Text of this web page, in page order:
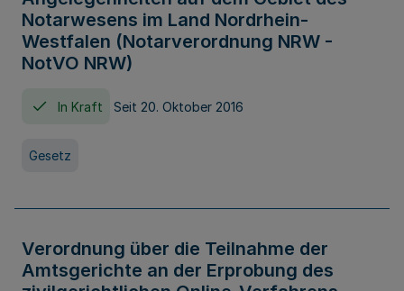
Notarwesens im Land Nordrhein-
Westfalen (Notarverordnung NRW -
NotVO NRW)
In Kraft Seit 20. Oktober 2016
Gesetz
Verordnung über die Teilnahme der
Amtsgerichte an der Erprobung des